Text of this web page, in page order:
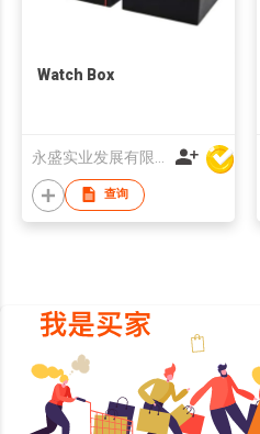
Watch Box
查询